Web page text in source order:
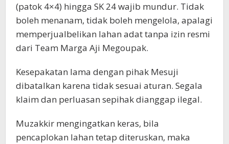
(patok 4×4) hingga SK 24 wajib mundur. Tidak
boleh menanam, tidak boleh mengelola, apalagi
memperjualbelikan lahan adat tanpa izin resmi
dari Team Marga Aji Megoupak.
Kesepakatan lama dengan pihak Mesuji
dibatalkan karena tidak sesuai aturan. Segala
klaim dan perluasan sepihak dianggap ilegal.
Muzakkir mengingatkan keras, bila
pencaplokan lahan tetap diteruskan, maka